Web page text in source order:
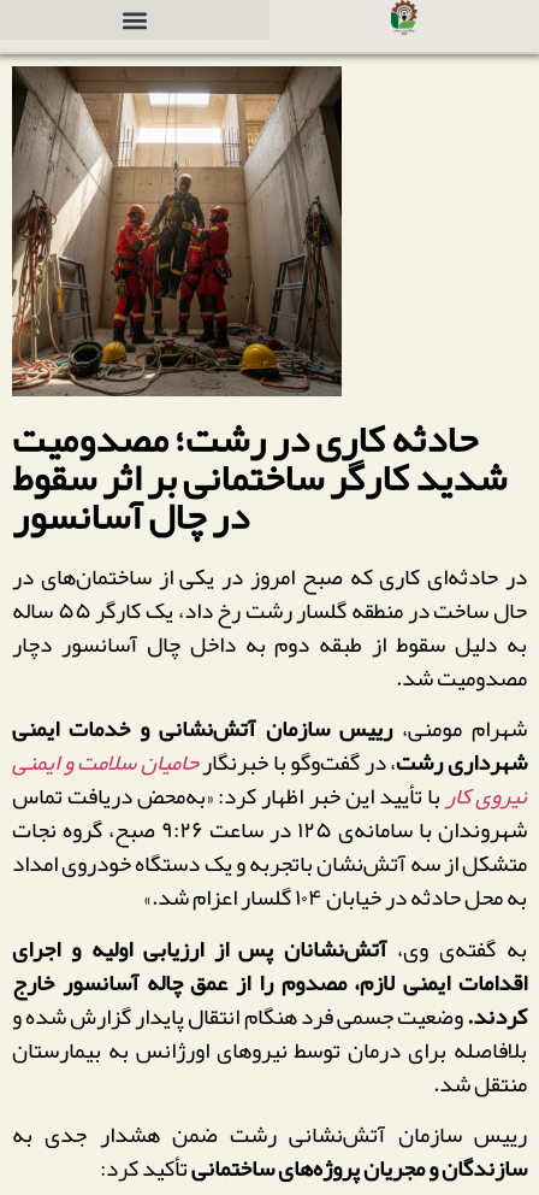
حادثه کاری در رشت؛ مصدومیت
شدید کارگر ساختمانی بر اثر سقوط
در چال آسانسور
در حادثه‌ای کاری که صبح امروز در یکی از ساختمان‌های در
حال ساخت در منطقه گلسار رشت رخ داد، یک کارگر ۵۵ ساله
به دلیل سقوط از طبقه دوم به داخل چال آسانسور دچار
مصدومیت شد.
شهرام مومنی،رییس سازمان آتش‌نشانی و خدمات ایمنی
شهرداری رشت، در گفت‌وگو با خبرنگارحامیان سلامت و ایمنی
نیروی کاربا تأیید این خبر اظهار کرد: «به‌محض دریافت تماس
شهروندان با سامانه‌ی ۱۲۵ در ساعت ۹:۲۶ صبح، گروه نجات
متشکل از سه آتش‌نشان باتجربه و یک دستگاه خودروی امداد
به محل حادثه در خیابان ۱۰۴ گلسار اعزام شد.»
به گفته‌ی وی،آتش‌نشانان پس از ارزیابی اولیه و اجرای
اقدامات ایمنی لازم، مصدوم را از عمق چاله آسانسور خارج
کردند.وضعیت جسمی فرد هنگام انتقال پایدار گزارش شده و
بلافاصله برای درمان توسط نیروهای اورژانس به بیمارستان
منتقل شد.
رییس سازمان آتش‌نشانی رشت ضمن هشدار جدی به
سازندگان و مجریان پروژه‌های ساختمانیتأکید کرد: